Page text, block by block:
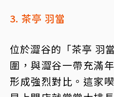
3. 茶亭 羽當
位於澀谷的「茶亭 羽
圍，與澀谷一帶充滿
形成強烈對比。這家